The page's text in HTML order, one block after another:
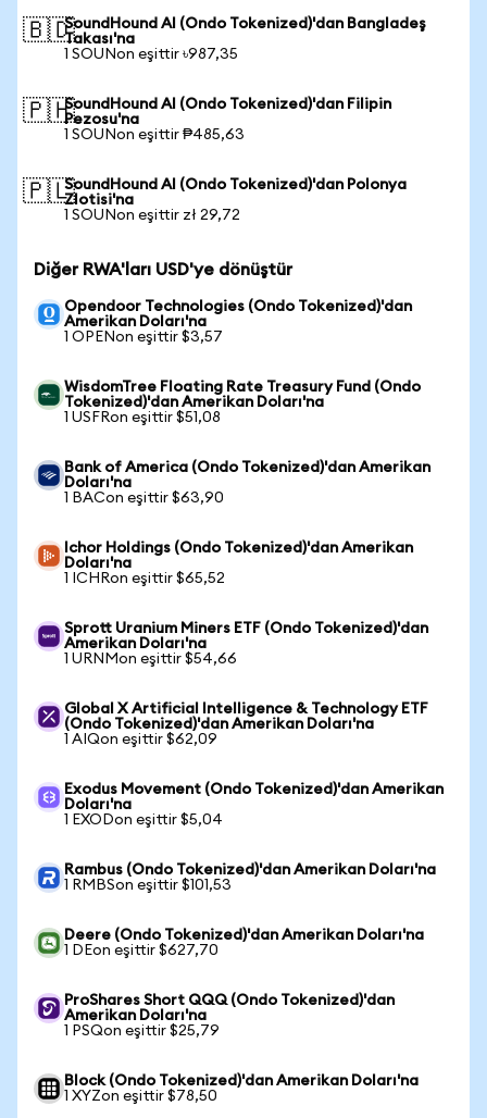
🇧🇩SoundHound AI (Ondo Tokenized)'dan Bangladeş
Takası'na
1 SOUNon eşittir ৳987,35
🇵🇭SoundHound AI (Ondo Tokenized)'dan Filipin
Pezosu'na
1 SOUNon eşittir ₱485,63
🇵🇱SoundHound AI (Ondo Tokenized)'dan Polonya
Zlotisi'na
1 SOUNon eşittir zł 29,72
Diğer RWA'ları USD'ye dönüştür
Opendoor Technologies (Ondo Tokenized)'dan
Amerikan Doları'na
1 OPENon eşittir $3,57
WisdomTree Floating Rate Treasury Fund (Ondo
Tokenized)'dan Amerikan Doları'na
1 USFRon eşittir $51,08
Bank of America (Ondo Tokenized)'dan Amerikan
Doları'na
1 BACon eşittir $63,90
Ichor Holdings (Ondo Tokenized)'dan Amerikan
Doları'na
1 ICHRon eşittir $65,52
Sprott Uranium Miners ETF (Ondo Tokenized)'dan
Amerikan Doları'na
1 URNMon eşittir $54,66
Global X Artificial Intelligence & Technology ETF
(Ondo Tokenized)'dan Amerikan Doları'na
1 AIQon eşittir $62,09
Exodus Movement (Ondo Tokenized)'dan Amerikan
Doları'na
1 EXODon eşittir $5,04
Rambus (Ondo Tokenized)'dan Amerikan Doları'na
1 RMBSon eşittir $101,53
Deere (Ondo Tokenized)'dan Amerikan Doları'na
1 DEon eşittir $627,70
ProShares Short QQQ (Ondo Tokenized)'dan
Amerikan Doları'na
1 PSQon eşittir $25,79
Block (Ondo Tokenized)'dan Amerikan Doları'na
1 XYZon eşittir $78,50